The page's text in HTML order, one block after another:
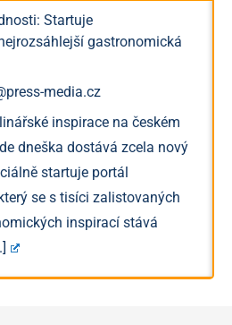
Startuje
gastronomická
media.cz
inspirace na českém
dneška dostává zcela nový
startuje portál
se s tisíci zalistovaných
inspirací stává